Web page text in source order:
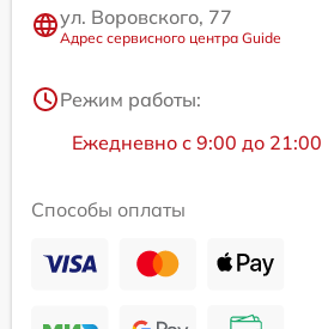
ул. Воровского, 77
Адрес сервисного центра Guide
Режим работы:
Ежедневно с 9:00 до 21:00
Способы оплаты